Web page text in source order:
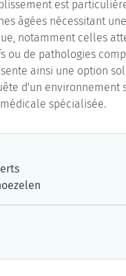
est
âgées nécessitant
notamment celles
ou de pathologies
ainsi une option
d'un environnement
spécialisée.